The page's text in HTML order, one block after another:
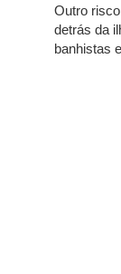
Outro
detrás da
banhistas